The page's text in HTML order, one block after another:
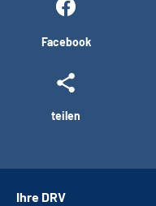
Facebook
teilen
Ihre DRV